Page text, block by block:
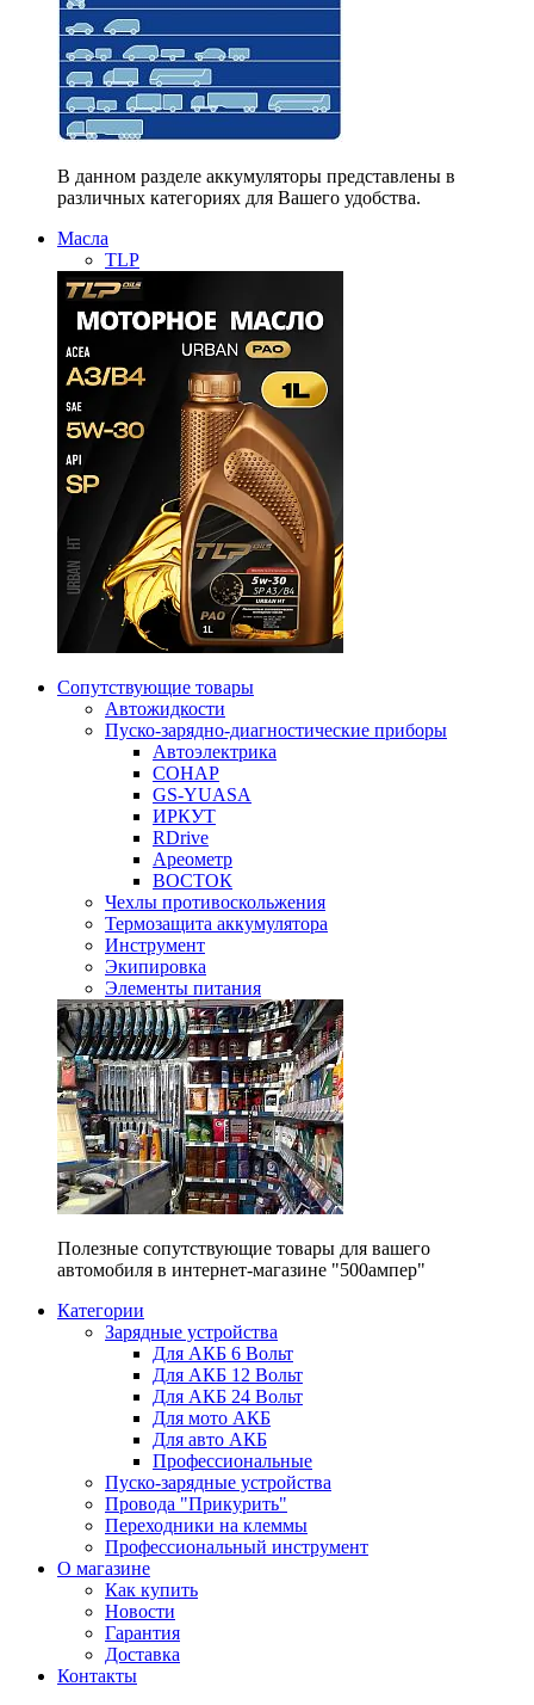
В данном разделе аккумуляторы представлены в
различных категориях для Вашего удобства.
Масла
TLP
Сопутствующие товары
Автожидкости
Пуско-зарядно-диагностические приборы
Автоэлектрика
СОНАР
GS-YUASA
ИРКУТ
RDrive
Ареометр
ВОСТОК
Чехлы противоскольжения
Термозащита аккумулятора
Инструмент
Экипировка
Элементы питания
Полезные сопутствующие товары для вашего
автомобиля в интернет-магазине "500ампер"
Категории
Зарядные устройства
Для АКБ 6 Вольт
Для АКБ 12 Вольт
Для АКБ 24 Вольт
Для мото АКБ
Для авто АКБ
Профессиональные
Пуско-зарядные устройства
Провода "Прикурить"
Переходники на клеммы
Профессиональный инструмент
О магазине
Как купить
Новости
Гарантия
Доставка
Контакты